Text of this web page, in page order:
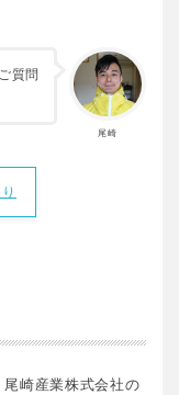
尾崎
質問
崎産業株式会社の